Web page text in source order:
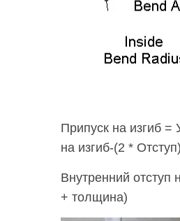
Припуск на изгиб
на изгиб-(2 * Отступ)
Внутренний отступ
+ толщина)